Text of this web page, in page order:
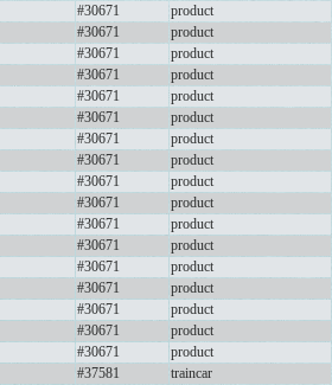
#30671 product
#30671 product
#30671 product
#30671 product
#30671 product
#30671 product
#30671 product
#30671 product
#30671 product
#30671 product
#30671 product
#30671 product
#30671 product
#30671 product
#30671 product
#30671 product
#30671 product
#37581 traincar